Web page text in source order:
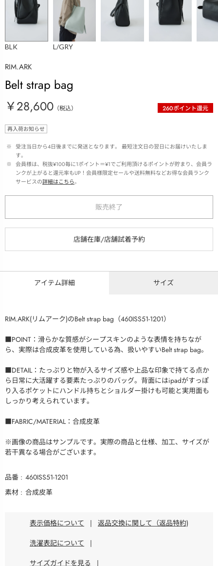
BLK L/GRY
RIM.ARK
Belt strap bag
￥28,600 （税込） 260ポイント還元
再入荷お知らせ
※ 受注当日から4日後までに発送となります。 最短注文日の翌日にお届けいたしま
す。
※ 会員様は、税抜¥100毎に1ポイント＝¥1でご利用頂けるポイントが貯まり、会員ラ
ンクが上がると還元率もUP！会員様限定セールや送料無料などお得な会員ランク
サービスの詳細はこちら。
販売終了
アイテム詳細 サイズ
RIM.ARK(リムアーク)のBelt strap bag（460ISS51-1201）
■POINT：滑らかな質感がシープスキンのような表情を持ちなが
ら、実際は合成皮革を使用している為、扱いやすいBelt strap bag。
■DETAIL：たっぷりと物が入るサイズ感や上品な印象で持てる点か
ら日常に大活躍する要素たっぷりのバッグ。背面にはipadがすっぽ
り入るポケットにハンドル持ちとショルダー掛けも可能と実用面も
しっかり考えられています。
■FABRIC/MATERIAL：合成皮革
※画像の商品はサンプルです。実際の商品と仕様、加工、サイズが
若干異なる場合がございます。
品番
460ISS51-1201
素材
合成皮革
表示価格について | 返品交換に関して（返品特約)
洗濯表記について |
サイズガイドを見る |